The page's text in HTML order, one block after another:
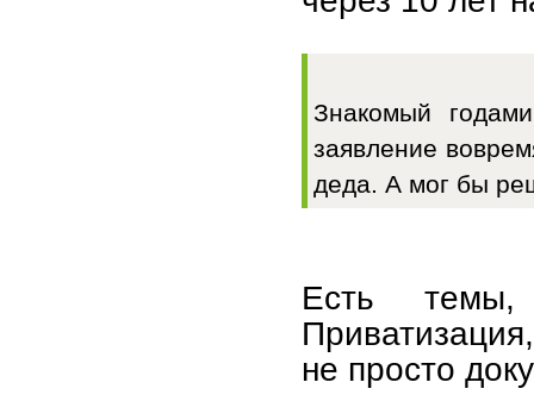
Знакомый
заявление
деда. А мог бы
Есть темы,
не просто